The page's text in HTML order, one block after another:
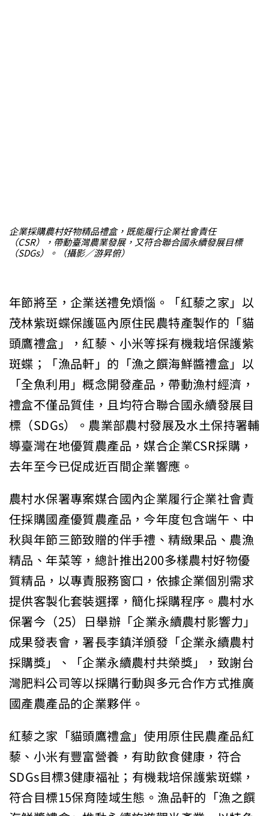
企業採購農村好物精品禮盒，既能履行企業社會責任
（CSR），帶動臺灣農業發展，又符合聯合國永續發展目標
（SDGs）。（攝影／游昇俯）
年節將至，企業送禮免煩惱。「紅藜之家」以
茂林紫斑蝶保護區內原住民農特產製作的「貓
頭鷹禮盒」，紅藜、小米等採有機栽培保護紫
斑蝶；「漁品軒」的「漁之饌海鮮醬禮盒」以
「全魚利用」概念開發產品，帶動漁村經濟，
禮盒不僅品質佳，且均符合聯合國永續發展目
標（SDGs）。農業部農村發展及水土保持署輔
導臺灣在地優質農產品，媒合企業CSR採購，
去年至今已促成近百間企業響應。
農村水保署專案媒合國內企業履行企業社會責
任採購國產優質農產品，今年度包含端午、中
秋與年節三節致贈的伴手禮、精緻果品、農漁
精品、年菜等，總計推出200多樣農村好物優
質精品，以專責服務窗口，依據企業個別需求
提供客製化套裝選擇，簡化採購程序。農村水
保署今（25）日舉辦「企業永續農村影響力」
成果發表會，署長李鎮洋頒發「企業永續農村
採購獎」、「企業永續農村共榮獎」，致謝台
灣肥料公司等以採購行動與多元合作方式推廣
國產農產品的企業夥伴。
紅藜之家「貓頭鷹禮盒」使用原住民農產品紅
藜、小米有豐富營養，有助飲食健康，符合
SDGs目標3健康福祉；有機栽培保護紫斑蝶，
符合目標15保育陸域生態。漁品軒的「漁之饌